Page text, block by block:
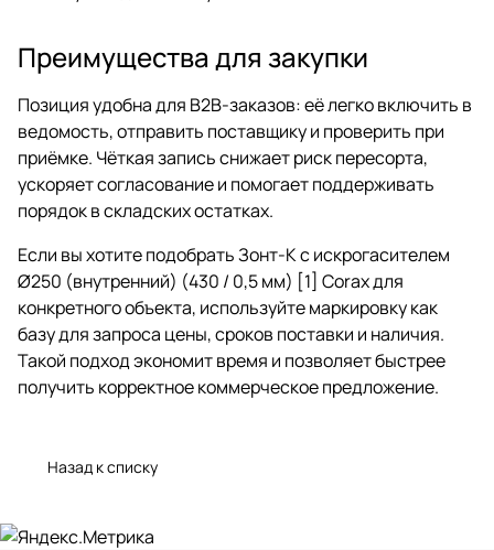
Преимущества для закупки
Позиция удобна для B2B-заказов: её легко включить в
ведомость, отправить поставщику и проверить при
приёмке. Чёткая запись снижает риск пересорта,
ускоряет согласование и помогает поддерживать
порядок в складских остатках.
Если вы хотите подобрать Зонт-К с искрогасителем
Ø250 (внутренний) (430 / 0,5 мм) [1] Corax для
конкретного объекта, используйте маркировку как
базу для запроса цены, сроков поставки и наличия.
Такой подход экономит время и позволяет быстрее
получить корректное коммерческое предложение.
Назад к списку